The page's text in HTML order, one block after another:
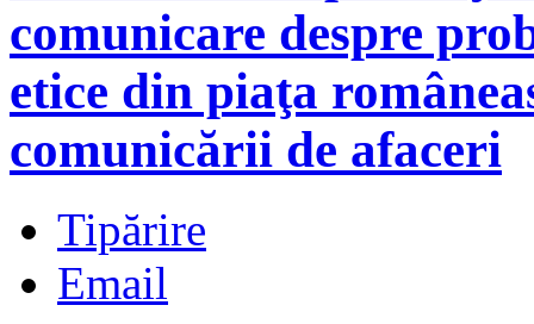
comunicare despre
etice din piaţa
comunicării de afaceri
Tipărire
Email